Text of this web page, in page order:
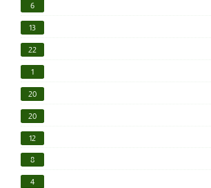
6
13
22
1
20
20
12
8
4